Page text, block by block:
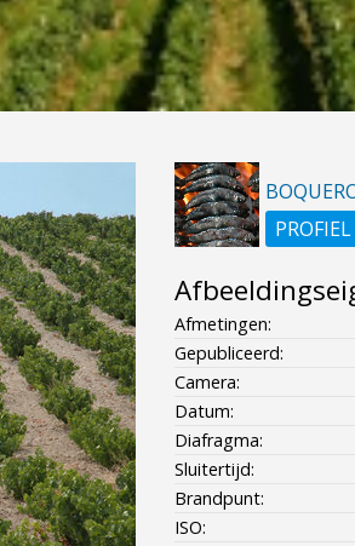
PROFIEL
Afmetingen:
Gepubliceerd:
Camera:
Datum:
Diafragma:
Sluitertijd:
Brandpunt:
ISO: